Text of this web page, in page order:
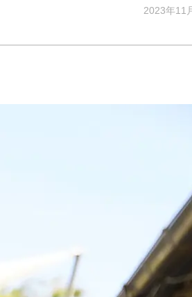
2023年11